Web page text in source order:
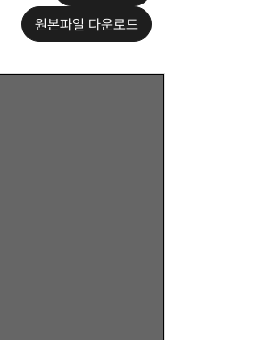
원본파일 다운로드